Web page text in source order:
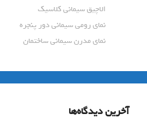
الاچیق سیمانی کلاسیک
نمای رومی سیمانی دور پنجره
نمای مدرن سیمانی ساختمان
آخرین دیدگاه‌ها